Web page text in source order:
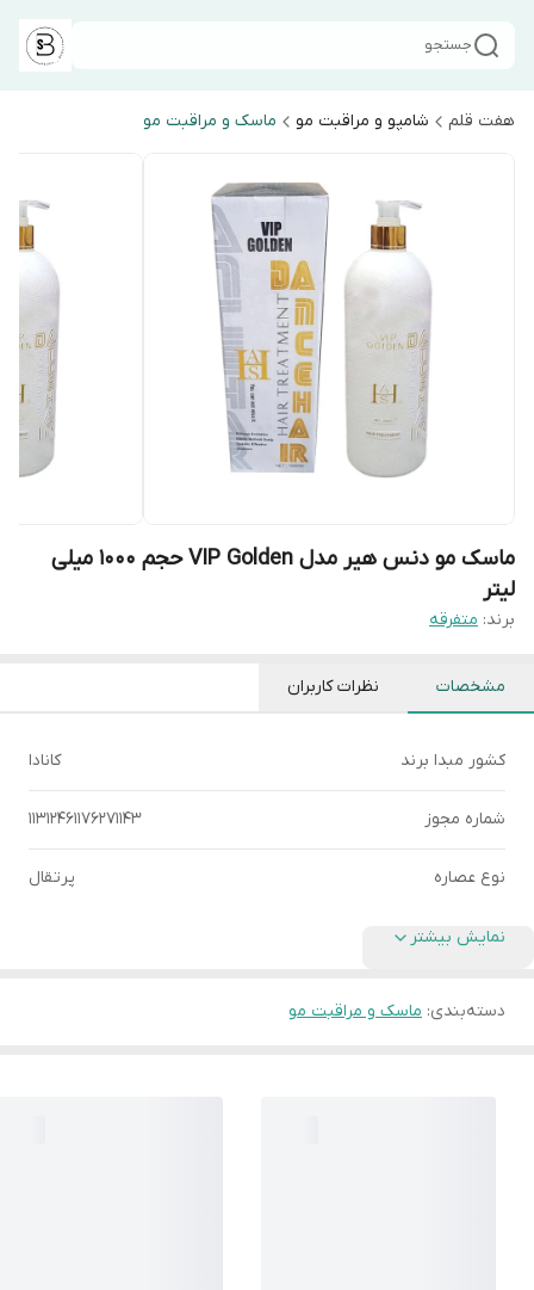
جستجو
هفت قلم شامپو و مراقبت مو ماسک و مراقبت مو
ماسک مو دنس هیر مدل VIP Golden حجم 1000 میلی
لیتر
برند: متفرقه
مشخصات نظرات کاربران
کشور مبدا برند کانادا
شماره مجوز 11312461176271143
نوع عصاره پرتقال
نمایش بیشتر
دسته‌بندی: ماسک و مراقبت مو